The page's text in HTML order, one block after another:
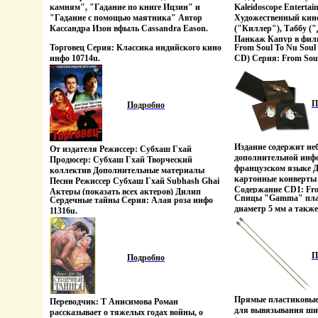
камням", "Гадание по книге Ицзин" и
"Гадание с помощью маятника" Автор
Кассандра Изон вфыль Cassandra Eason.
Торговец Серия: Классика индийского кино
инфо 10714u.
Подробно
От издателя Режиссер: Субхаш Гхай
Продюсер: Субхаш Гхай Творческий
коллектив Дополнительные материалы
Песни Режиссер Субхаш Гхай Subhash Ghai
Актеры (показать всех актеров) Дилип
Кумар Dilip бьвкгKumar Вивек Мушран
Vivek Mushran Амриш Пури Amrish Puri.
Сердечные тайны Серия: Алая роза инфо
11316u.
Подробно
Переводчик: Т Анисимова Роман
рассказывает о тяжелых годах войны, о
Kaleidoscope
Художественный
("Киллер"), Таббу
Панкаж Капур в
Бхарадваджа
талантливого
Вишала
основе сценария
шекспировская
"Макбет", сюжет
современный
Бхарадвадж
Творческий
мин, Индия Lotus
кинофильм Шамита
Грэси Синх ("Я живу
Арбааз Кхан ("В
Гаутама Адхикари
после свадьбы,
имел роман с
Душевная травма
настолько велика,
расправиться с
законной супругой
Гаутам Адхикари
Адхикари Ананд
коллектив Душа моя
Jaan Productions
кинофильм Джеки
"Трое
From Soul To Nu
CD) Серия: From
11168u.
Издание содержит
дополнительной
французском языке
картонные
Содержание CD1:
Crooners Vol 1
You Фредди Кол 2
Гилстап 3 Take
4 It's A Man's Man's
Version) Джеймс
So (Live Version At
6 Ain't No Sunshine
Walked Away Сил
What You've Got
(Demo Version) Рой
Сайффр 11
Спицы "Gamma"
диаметр 5 мм а
собственного
Прямые
для вывязывания